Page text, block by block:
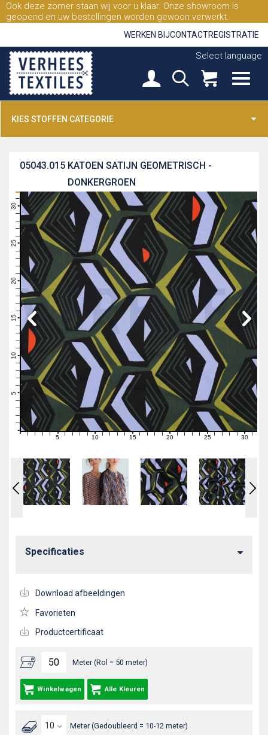
Ook deze zomer staan wij voor u klaar. Onze showroom is
geopend en uw bestellingen worden gewoon verwerkt.
WERKEN BIJCONTACTREGISTRATIE
Select language
KIES STOFFEN CATEGORIE
KATOEN SATIJN GEOMETRISCH -
DONKERGROEN
05043.015
0
1
5
6
7
10
11
14
16
17
18
19
21
22
26
27
28
29
30
0 1 2 3 4 5 6 7 8910 11121314 15 16171819 2021222324 2526272829 31
Meter (Rol = 50 meter)
Winkelwagen Alle Kleuren
Meter (Gedoubleerd = 10-12 meter)
Specificaties
Download afbeeldingen
Favorieten
Productcertificaat